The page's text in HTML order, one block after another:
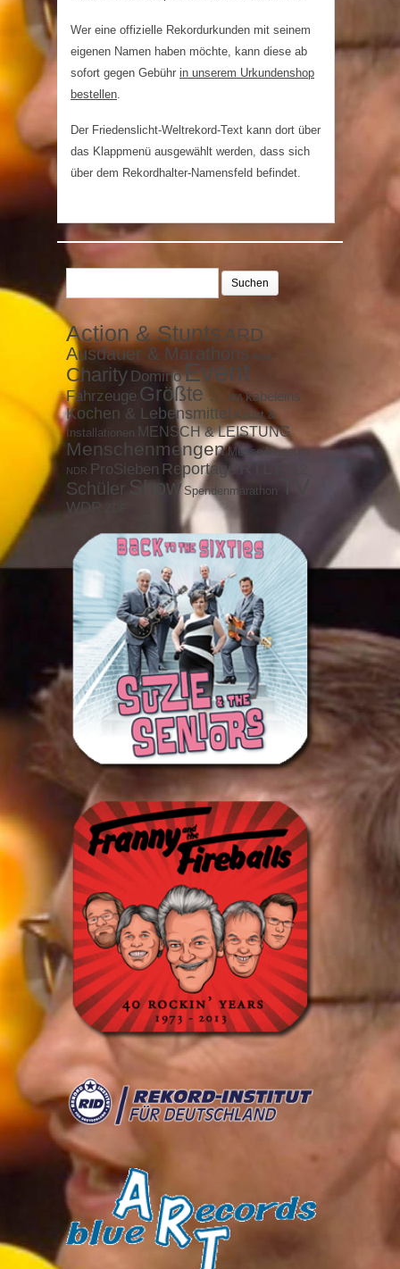
Wer eine offizielle Rekordurkunden mit seinem
eigenen Namen haben möchte, kann diese ab
sofort gegen Gebühr in unserem Urkundenshop
bestellen
Der Friedenslicht-Weltrekord-Text kann dort über
das Klappmenü ausgewählt werden, dass sich
über dem Rekordhalter-Namensfeld befindet.
Suchen
nach:
Action & Stunts ARD
Ausdauer & Marathons Auto
Charity DominoEvent
Fahrzeuge Größte ... IAA kabeleins
Kochen & Lebensmittel Kunst &
Installationen MENSCH & LEISTUNG
Menschenmengen Messe Museum
NDR ProSieben Reportage RTL
Schüler Show Spendenmarathon TV
WDR